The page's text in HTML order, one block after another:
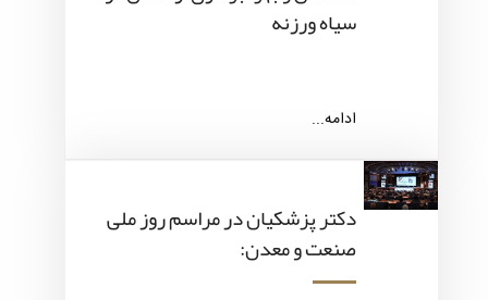
سیاه ورزنه
ادامه...
دکتر پزشکیان در مراسم روز ملی
صنعت و معدن: